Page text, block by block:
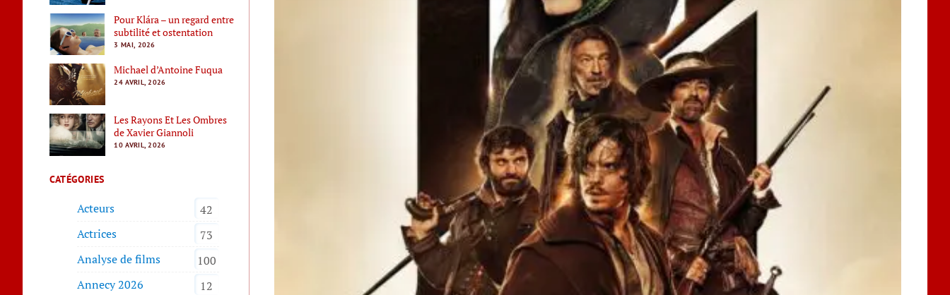
Pour Klára – un regard entre
subtilité et ostentation
3 MAI, 2026
Michael d’Antoine Fuqua
24 AVRIL, 2026
Les Rayons Et Les Ombres
de Xavier Giannoli
10 AVRIL, 2026
CATÉGORIES
Acteurs
42
Actrices
73
Analyse de films
100
Annecy 2026
12